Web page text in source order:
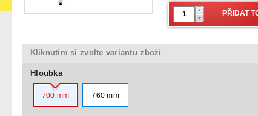
Kliknutím si zvolte variantu zboží
Hloubka
700 mm 760 mm